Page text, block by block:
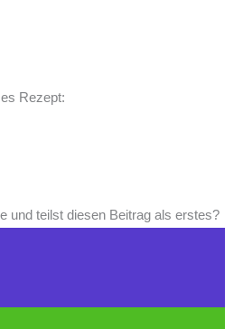
Rezept:
und teilst diesen Beitrag als erstes?